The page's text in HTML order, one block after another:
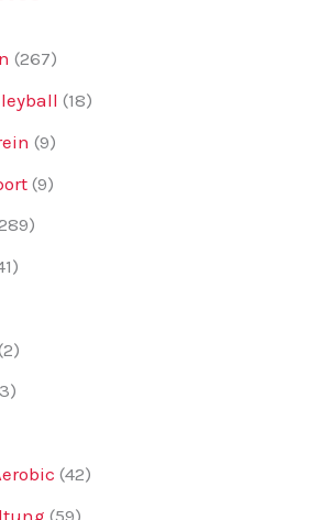
(267)
(18)
(9)
(9)
(42)
(59)